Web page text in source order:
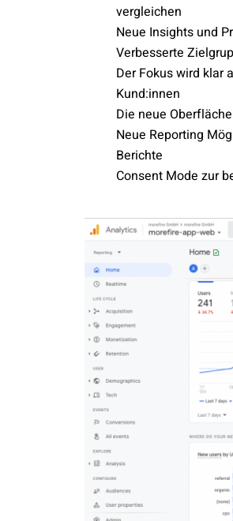
vergleichen
Neue Insights und
Verbesserte
Der Fokus wird klar
Kund:innen
Die neue
Neue Reporting
Berichte
Consent Mode zur